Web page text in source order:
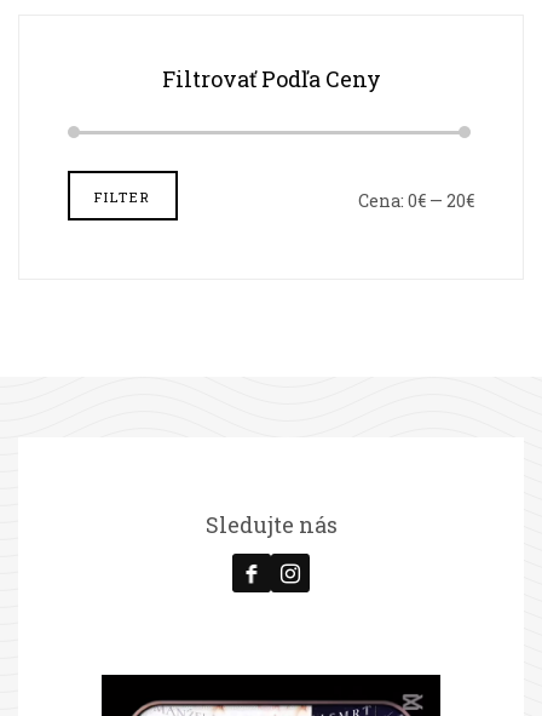
Filtrovať Podľa Ceny
FILTER Cena: 0€ — 20€
Sledujte nás